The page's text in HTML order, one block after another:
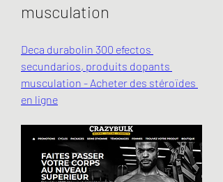
musculation
Deca durabolin 300 efectos
secundarios, produits dopants
musculation - Acheter des stéroïdes
en ligne